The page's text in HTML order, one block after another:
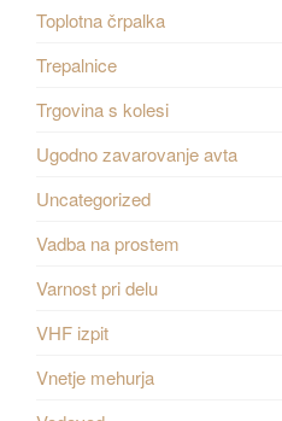
Toplotna črpalka
Trepalnice
Trgovina s kolesi
Ugodno zavarovanje avta
Uncategorized
Vadba na prostem
Varnost pri delu
VHF izpit
Vnetje mehurja